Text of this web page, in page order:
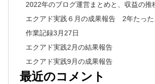
2022年のブログ運営まとめと、収益の推
エクアド実践６月の成果報告 2年たった
作業記録3月27日
エクアド実践2月の結果報告
エクアド実践9月の成果報告
最近のコメント